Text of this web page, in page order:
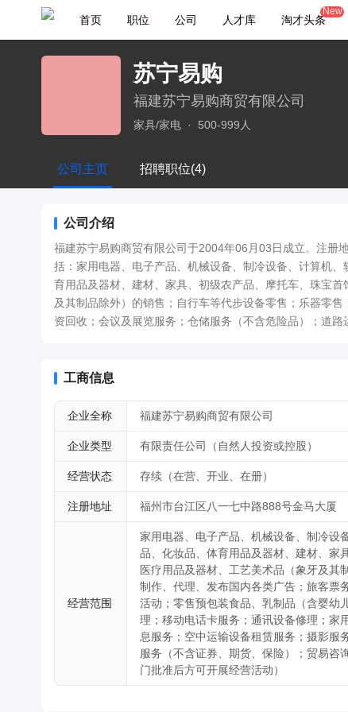
首页 职位 公司 人才库 淘才头条
New
苏宁易购
福建苏宁易购商贸有限公司
家具/家电 · 500-999人
公司主页 招聘职位(4)
公司介绍
福建苏宁易购商贸有限公司于2004年06月03日成立。注册
括：家用电器、电子产品、机械设备、制冷设备、计算机
育用品及器材、建材、家具、初级农产品、摩托车、珠宝
及其制品除外）的销售；自行车等代步设备零售；乐器零
资回收；会议及展览服务；仓储服务（不含危险品）；道
投资咨询服务（不含证券、期货、保险）；贸易咨询服务
工商信息
企业全称 福建苏宁易购商贸有限公司
企业类型 有限责任公司（自然人投资或控股）
经营状态 存续（在营、开业、在册）
注册地址 福州市台江区八一七中路888号金马大厦
经营范围
家用电器、电子产品、机械设备、制冷设
品、化妆品、体育用品及器材、建材、家
医疗用品及器材、工艺美术品（象牙及其
制作、代理、发布国内各类广告；旅客票
活动；零售预包装食品、乳制品（含婴幼
理；移动电话卡服务；通讯设备修理；家
息服务；空中运输设备租赁服务；摄影服
服务（不含证券、期货、保险）；贸易咨
门批准后方可开展经营活动）